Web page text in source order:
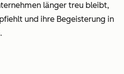
länger treu bleibt,
und ihre Begeisterung in